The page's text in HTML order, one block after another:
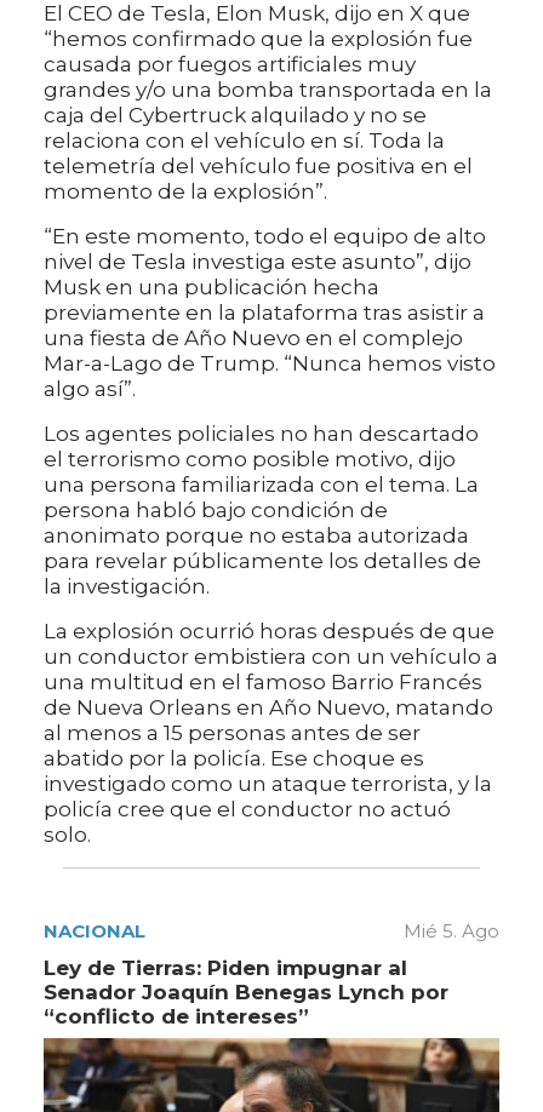
El CEO de Tesla, Elon Musk, dijo en X que
“hemos confirmado que la explosión fue
causada por fuegos artificiales muy
grandes y/o una bomba transportada en la
caja del Cybertruck alquilado y no se
relaciona con el vehículo en sí. Toda la
telemetría del vehículo fue positiva en el
momento de la explosión”.
“En este momento, todo el equipo de alto
nivel de Tesla investiga este asunto”, dijo
Musk en una publicación hecha
previamente en la plataforma tras asistir a
una fiesta de Año Nuevo en el complejo
Mar-a-Lago de Trump. “Nunca hemos visto
algo así”.
Los agentes policiales no han descartado
el terrorismo como posible motivo, dijo
una persona familiarizada con el tema. La
persona habló bajo condición de
anonimato porque no estaba autorizada
para revelar públicamente los detalles de
la investigación.
La explosión ocurrió horas después de que
un conductor embistiera con un vehículo a
una multitud en el famoso Barrio Francés
de Nueva Orleans en Año Nuevo, matando
al menos a 15 personas antes de ser
abatido por la policía. Ese choque es
investigado como un ataque terrorista, y la
policía cree que el conductor no actuó
solo.
NACIONAL Mié 5. Ago
Ley de Tierras: Piden impugnar al
Senador Joaquín Benegas Lynch por
“conflicto de intereses”